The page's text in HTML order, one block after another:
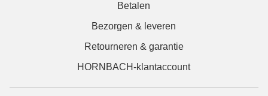
Betalen
Bezorgen & leveren
Retourneren & garantie
HORNBACH-klantaccount